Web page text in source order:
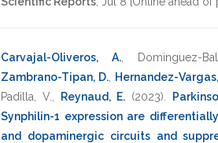
Carvajal-Oliveros, A. Dominguez-
Zambrano-Tipan, D., Hernandez-
Padilla, V.
Reynaud, E. (2023)
Synphilin-1 expression are
and dopaminergic circuits and